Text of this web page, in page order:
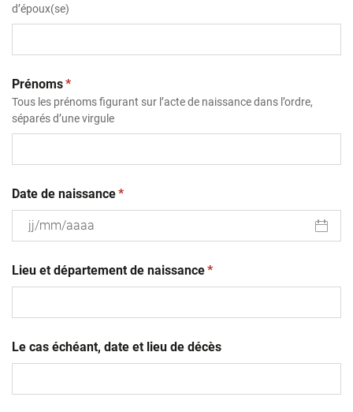
d’époux(se)
Prénoms(obligatoire)
*
Tous les prénoms figurant sur l’acte de naissance dans l’ordre,
séparés d’une virgule
Date de naissance(obligatoire)
*
slash
MM
Lieu et département de naissance(obligatoire)
*
Le cas échéant, date et lieu de décès